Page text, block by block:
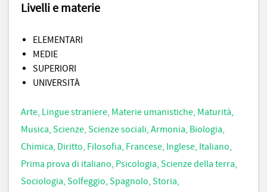
Livelli e materie
ELEMENTARI
MEDIE
SUPERIORI
UNIVERSITÀ
Arte, Lingue straniere, Materie umanistiche, Maturità,
Musica, Scienze, Scienze sociali, Armonia, Biologia,
Chimica, Diritto, Filosofia, Francese, Inglese, Italiano,
Prima prova di italiano, Psicologia, Scienze della terra,
Sociologia, Solfeggio, Spagnolo, Storia,